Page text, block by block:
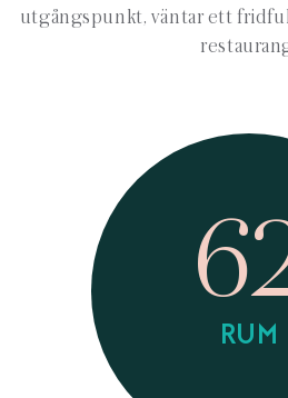
utgångspunkt, väntar ett
RUM